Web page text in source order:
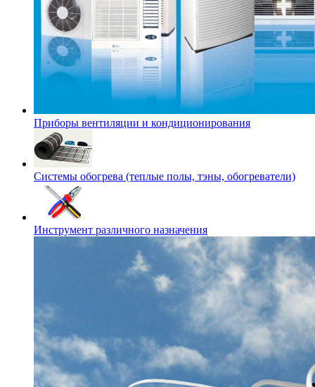
Приборы вентиляции и кондиционирования
Системы обогрева (теплые полы, тэны, обогреватели)
Инструмент различного назначения